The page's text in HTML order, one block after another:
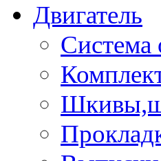
Двигатель
Система